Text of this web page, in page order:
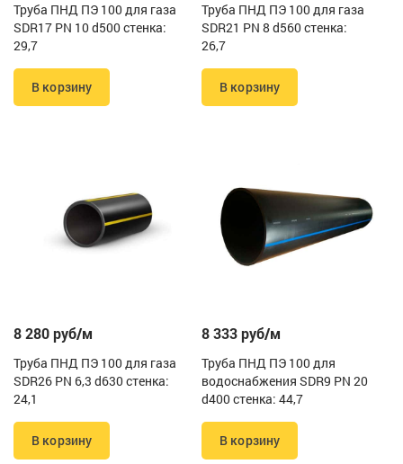
Труба ПНД ПЭ 100 для газа
SDR17 PN 10 d500 стенка:
29,7
В корзину
Труба ПНД ПЭ 100 для газа
SDR21 PN 8 d560 стенка:
26,7
В корзину
8 280 руб/м
Труба ПНД ПЭ 100 для газа
SDR26 PN 6,3 d630 стенка:
24,1
В корзину
8 333 руб/м
Труба ПНД ПЭ 100 для
водоснабжения SDR9 PN 20
d400 стенка: 44,7
В корзину